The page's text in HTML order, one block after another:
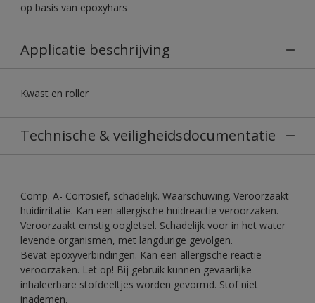
op basis van epoxyhars
Applicatie beschrijving
Kwast en roller
Technische & veiligheidsdocumentatie
Comp. A- Corrosief, schadelijk. Waarschuwing. Veroorzaakt
huidirritatie. Kan een allergische huidreactie veroorzaken.
Veroorzaakt ernstig oogletsel. Schadelijk voor in het water
levende organismen, met langdurige gevolgen.
Bevat epoxyverbindingen. Kan een allergische reactie
veroorzaken. Let op! Bij gebruik kunnen gevaarlijke
inhaleerbare stofdeeltjes worden gevormd. Stof niet
inademen.